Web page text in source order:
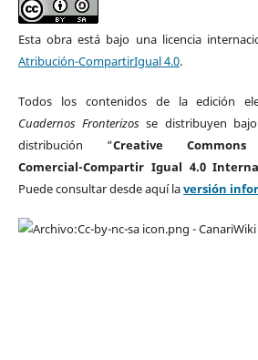
Esta obra está bajo una licencia
Atribución-CompartirIgual 4.0.
Todos los contenidos de la edición
Cuadernos Fronterizos se distribuyen
distribución “Creative Commons
Comercial-Compartir Igual 4.0
Puede consultar desde aquí laversión